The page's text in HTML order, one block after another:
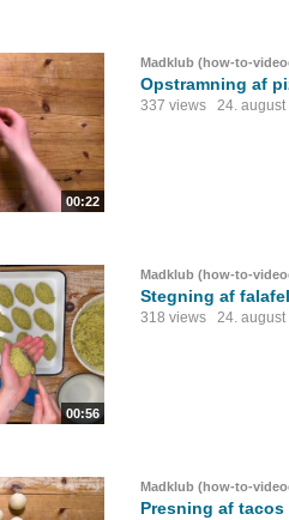
00:22
Madklub (how-to-
Opstramning af
337 views 24. august
00:56
Madklub (how-to-
Stegning af falafel
318 views 24. august
Madklub (how-to-
Presning af tacos